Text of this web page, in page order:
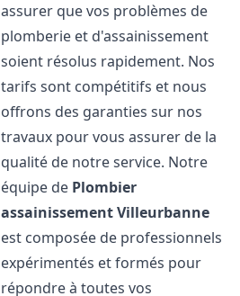
assurer que vos problèmes de
plomberie et d'assainissement
soient résolus rapidement. Nos
tarifs sont compétitifs et nous
offrons des garanties sur nos
travaux pour vous assurer de la
qualité de notre service. Notre
équipe de Plombier
assainissementVilleurbanne
est composée de professionnels
expérimentés et formés pour
répondre à toutes vos